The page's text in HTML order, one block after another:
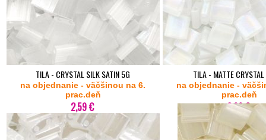
TILA - CRYSTAL SILK SATIN 5G
na objednanie - väčšinou na 6.
prac.deň
2,59 €
TILA - MATTE
na objednanie -
prac.deň
2,69 €